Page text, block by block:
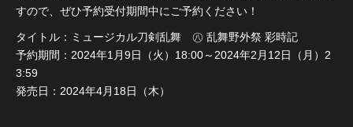
すので、ぜひ予約受付期間中にご予約ください！
タイトル：ミュージカル刀剣乱舞 ㊇ 乱舞野外祭 彩時記
予約期間：2024年1月9日（火）18:00～2024年2月12日（月）2
3:59
発売日：2024年4月18日（木）